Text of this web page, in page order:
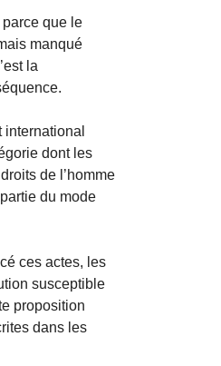
parce que le
manqué
la
dont les
de l’homme
du mode
ces actes, les
susceptible
proposition
dans les